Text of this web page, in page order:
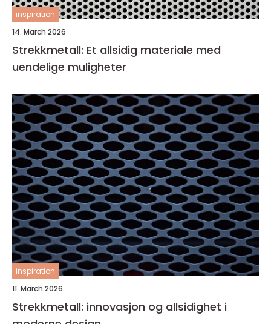
inspiration
14. March 2026
Strekkmetall: Et allsidig materiale med
uendelige muligheter
inspiration
11. March 2026
Strekkmetall: innovasjon og allsidighet i